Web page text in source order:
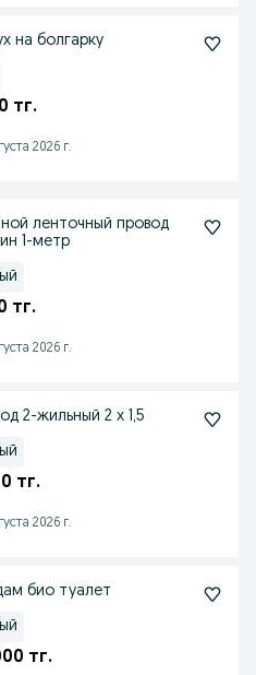
на болгарку
тг.
2026 г.
ленточный провод
1-метр
тг.
2026 г.
провод 2-жильный 2 х 1,5
тг.
2026 г.
био туалет
тг.